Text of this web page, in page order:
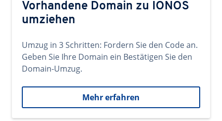
Vorhandene Domain zu IONOS
umziehen
Umzug in 3 Schritten: Fordern Sie den Code an.
Geben Sie Ihre Domain ein Bestätigen Sie den
Domain-Umzug.
Mehr erfahren